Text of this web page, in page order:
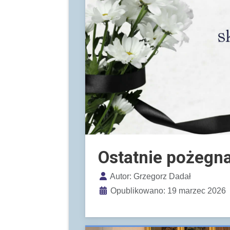
Ostatnie
Szczegóły
Autor:Grzegorz Dadał
Opublikowano: 19 marzec 2026